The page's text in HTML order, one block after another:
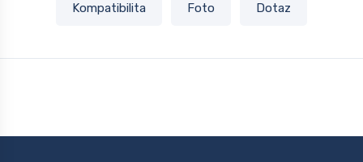
Kompatibilita Foto Dotaz